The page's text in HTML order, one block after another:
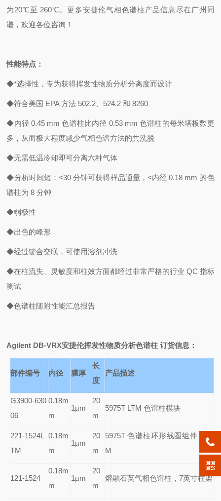
为20℃至 260℃ 。更多安捷伦气相色谱柱产品信息尽在广州同
谱，欢迎各位咨询！
性能特点：
◆*选择性，专为获得挥发性物质分析分离度而设计
◆符合美国 EPA 方法 502.2、524.2 和 8260
◆内径 0.45 mm 色谱柱比内径 0.53 mm 色谱柱的每米塔板数更
多，从而极大程度减少气相色谱方法的共洗脱
◆无需低温冷却即可分离六种气体
◆分析时间短：<30 分钟可获得样品通量，<内径 0.18 mm 的色
谱柱为 8 分钟
◆弱极性
◆出色的峰形
◆经过键合交联，可使用溶剂冲洗
◆在柱流失、灵敏度和柱效方面都经过非常严格的行业 QC 指标
测试
◆色谱柱随附性能汇总报告
Agilent DB-VRX安捷伦挥发性物质分析色谱柱 订货信息：
部件编号 内径 膜厚
长
度
产品描述
G3900-630
06
0.18m
m
1µm
20
m
5975T LTM 色谱柱模块
221-1524L
TM
0.18m
m
1µm
20
m
5975T色谱柱环形线圈组件，LT
M
121-1524
0.18m
m
1µm
20
m
熔融石英气相色谱柱，7英寸柱架